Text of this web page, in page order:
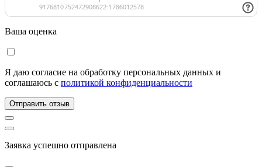
Ваша оценка
Я даю согласие на обработку персональных данных и
соглашаюсь c политикой конфиденциальности
Отправить отзыв
Заявка успешно отправлена